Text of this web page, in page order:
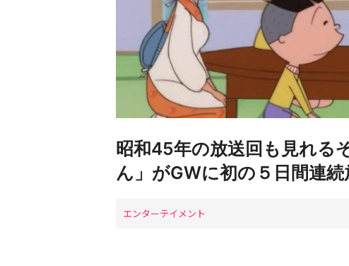
昭和45年の放送回も見れる
ん」がGWに初の５日間連
エンターテイメント